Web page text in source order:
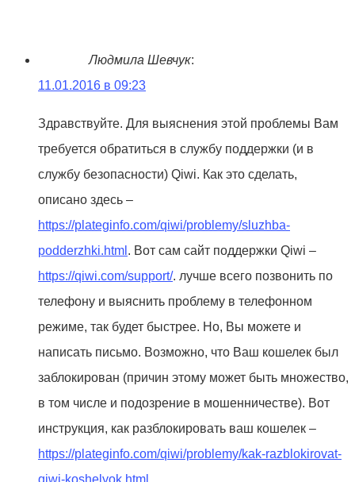
Людмила Шевчук:
11.01.2016 в 09:23
Здравствуйте. Для выяснения этой проблемы Вам
требуется обратиться в службу поддержки (и в
службу безопасности) Qiwi. Как это сделать,
описано здесь –
https://plateginfo.com/qiwi/problemy/sluzhba-
podderzhki.html . Вот сам сайт поддержки Qiwi –
https://qiwi.com/support/. лучше всего позвонить по
телефону и выяснить проблему в телефонном
режиме, так будет быстрее. Но, Вы можете и
написать письмо. Возможно, что Ваш кошелек был
заблокирован (причин этому может быть множество,
в том числе и подозрение в мошенничестве). Вот
инструкция, как разблокировать ваш кошелек –
https://plateginfo.com/qiwi/problemy/kak-razblokirovat-
qiwi-koshelyok.html